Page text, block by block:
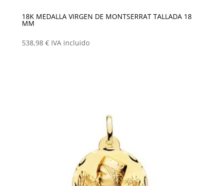
18K MEDALLA VIRGEN DE MONTSERRAT TALLADA 18
MM
538,98 € IVA incluido